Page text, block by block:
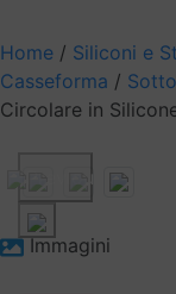
Home / Siliconi e
Casseforma /
Circolare in
Previous
Immagini